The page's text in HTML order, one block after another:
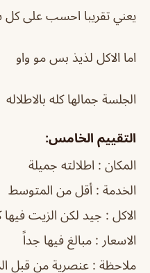
يعني تقريبا احسب على كل شخص معك
اما الاكل لذيذ بس مو واو
الجلسة جمالها كله بالاطلاله
التقييم الخامس:
المكان : اطلالته جميلة
الخدمة : أقل من المتوسط
الاكل : جيد لكن الزيت فيها
الاسعار : مبالغ فيها جداً
ملاحظة : عنصرية من قبل